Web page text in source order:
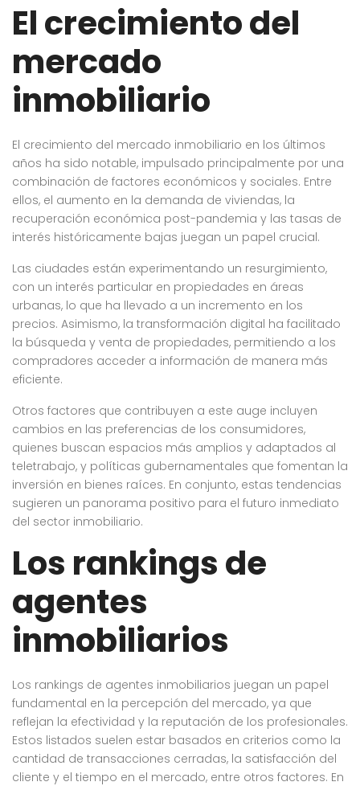
El crecimiento del
mercado
inmobiliario
El crecimiento del mercado inmobiliario en los últimos
años ha sido notable, impulsado principalmente por una
combinación de factores económicos y sociales. Entre
ellos, el aumento en la demanda de viviendas, la
recuperación económica post-pandemia y las tasas de
interés históricamente bajas juegan un papel crucial.
Las ciudades están experimentando un resurgimiento,
con un interés particular en propiedades en áreas
urbanas, lo que ha llevado a un incremento en los
precios. Asimismo, la transformación digital ha facilitado
la búsqueda y venta de propiedades, permitiendo a los
compradores acceder a información de manera más
eficiente.
Otros factores que contribuyen a este auge incluyen
cambios en las preferencias de los consumidores,
quienes buscan espacios más amplios y adaptados al
teletrabajo, y políticas gubernamentales que fomentan la
inversión en bienes raíces. En conjunto, estas tendencias
sugieren un panorama positivo para el futuro inmediato
del sector inmobiliario.
Los rankings de
agentes
inmobiliarios
Los rankings de agentes inmobiliarios juegan un papel
fundamental en la percepción del mercado, ya que
reflejan la efectividad y la reputación de los profesionales.
Estos listados suelen estar basados en criterios como la
cantidad de transacciones cerradas, la satisfacción del
cliente y el tiempo en el mercado, entre otros factores. En